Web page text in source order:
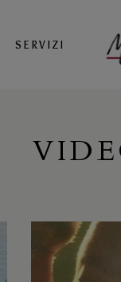
SERVIZI